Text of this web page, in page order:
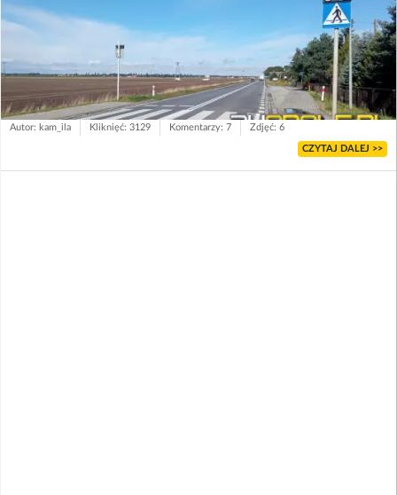
Autor: kam_ila Kliknięć: 3129 Komentarzy: 7 Zdjęć: 6
CZYTAJ DALEJ >>